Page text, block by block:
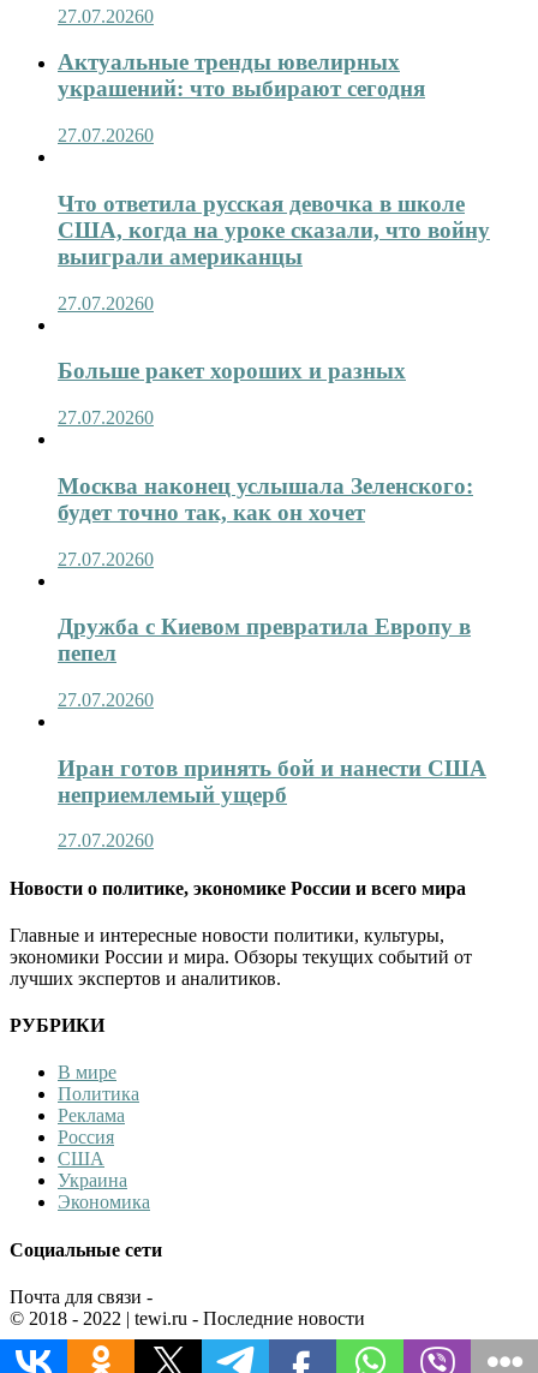
27.07.20260
Актуальные тренды ювелирных
украшений: что выбирают сегодня
27.07.20260
Что ответила русская девочка в школе
США, когда на уроке сказали, что войну
выиграли американцы
27.07.20260
Больше ракет хороших и разных
27.07.20260
Москва наконец услышала Зеленского:
будет точно так, как он хочет
27.07.20260
Дружба с Киевом превратила Европу в
пепел
27.07.20260
Иран готов принять бой и нанести США
неприемлемый ущерб
27.07.20260
Новости о политике, экономике России и всего мира
Главные и интересные новости политики, культуры,
экономики России и мира. Обзоры текущих событий от
лучших экспертов и аналитиков.
РУБРИКИ
В мире
Политика
Реклама
Россия
США
Украина
Экономика
Социальные сети
Почта для связи -
© 2018 - 2022 | tewi.ru - Последние новости